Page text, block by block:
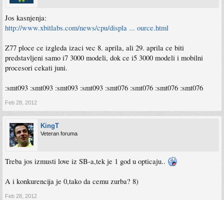
Jos kasnjenja:
http://www.xbitlabs.com/news/cpu/displa ... ource.html
Z77 ploce ce izgleda izaci vec 8. aprila, ali 29. aprila ce biti
predstavljeni samo i7 3000 modeli, dok ce i5 3000 modeli i mobilni
procesori cekati juni.
:smt093 :smt093 :smt093 :smt093 :smt076 :smt076 :smt076 :smt076
Feb 28, 2012
KingT
Veteran foruma
Treba jos izmusti love iz SB-a,tek je 1 god u opticaju..
A i konkurencija je 0,tako da cemu zurba? 8)
Feb 28, 2012